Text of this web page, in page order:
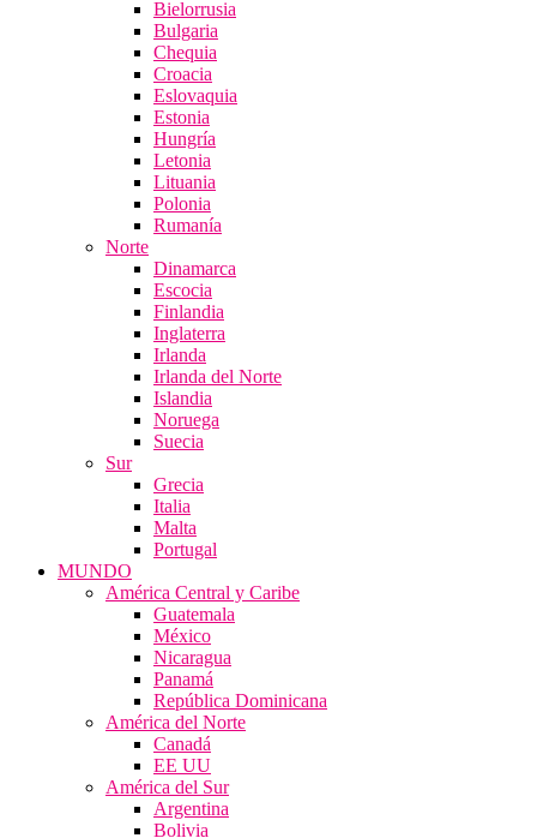
Bielorrusia
Bulgaria
Chequia
Croacia
Eslovaquia
Estonia
Hungría
Letonia
Lituania
Polonia
Rumanía
Norte
Dinamarca
Escocia
Finlandia
Inglaterra
Irlanda
Irlanda del Norte
Islandia
Noruega
Suecia
Sur
Grecia
Italia
Malta
Portugal
MUNDO
América Central y Caribe
Guatemala
México
Nicaragua
Panamá
República Dominicana
América del Norte
Canadá
EE UU
América del Sur
Argentina
Bolivia